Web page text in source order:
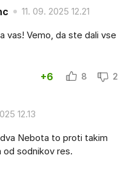
11. 09. 2025 12.21
vas! Vemo, da ste dali vse
+6 8 2
12.13
Nebota to proti takim
od sodnikov res.